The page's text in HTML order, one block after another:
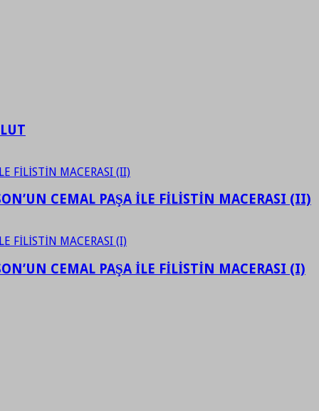
CEMAL PAŞA İLE FİLİSTİN MACERASI (II)
CEMAL PAŞA İLE FİLİSTİN MACERASI (I)